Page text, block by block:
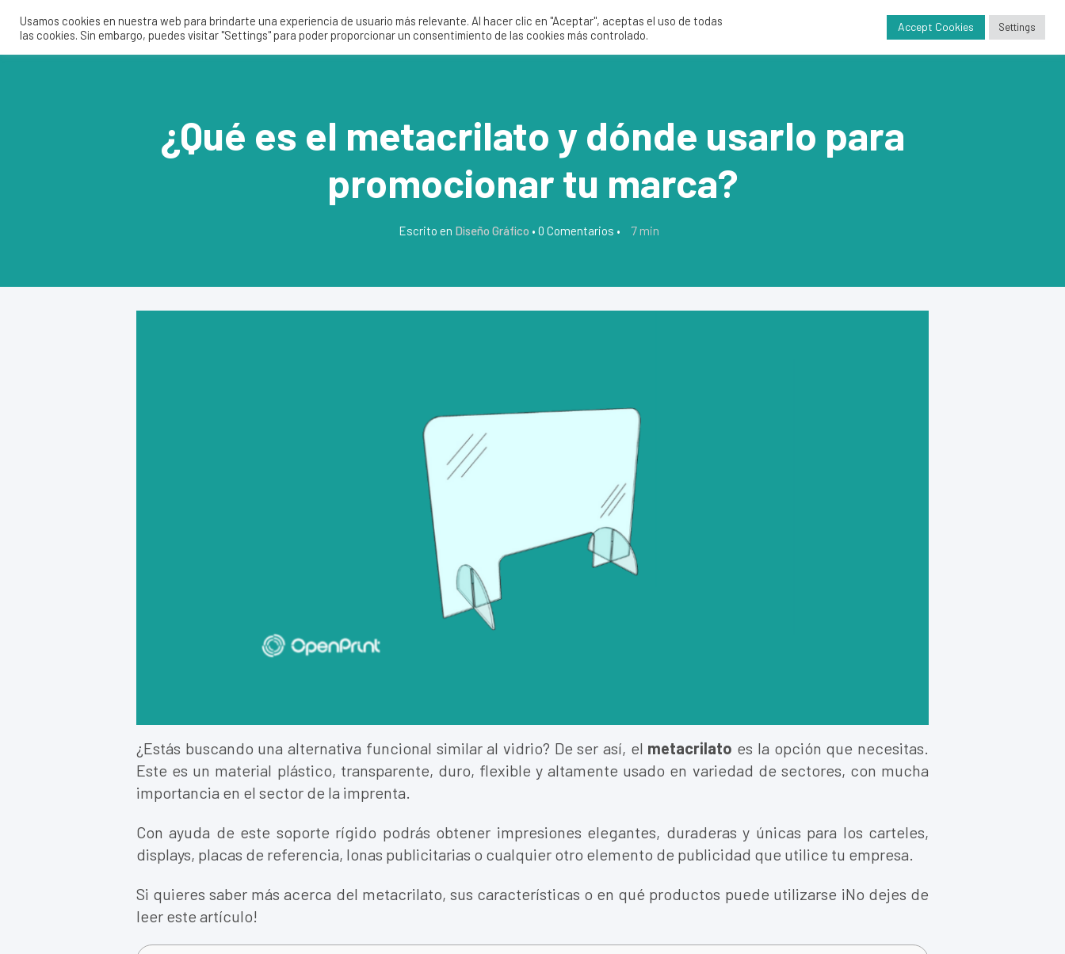
Servicios Nosotros Tienda Contacto Blog
¿Qué es el metacrilato y dónde usarlo para
promocionar tu marca?
Escrito en Diseño Gráfico • 0 Comentarios • 7min
¿Estás buscando una alternativa funcional similar al vidrio? De ser así, el metacrilato es la opción que necesitas.
Este es un material plástico, transparente, duro, flexible y altamente usado en variedad de sectores, con mucha
importancia en el sector de la imprenta.
Con ayuda de este soporte rígido podrás obtener impresiones elegantes, duraderas y únicas para los carteles,
displays, placas de referencia, lonas publicitarias o cualquier otro elemento de publicidad que utilice tu empresa.
Si quieres saber más acerca del metacrilato, sus características o en qué productos puede utilizarse ¡No dejes de
leer este artículo!
Usamos cookies en nuestra web para brindarte una experiencia de usuario más relevante. Al hacer clic en "Aceptar", aceptas el uso de todas
las cookies. Sin embargo, puedes visitar "Settings" para poder proporcionar un consentimiento de las cookies más controlado.
Accept Cookies Settings